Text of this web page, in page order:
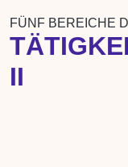
FÜNF BEREICHE
II